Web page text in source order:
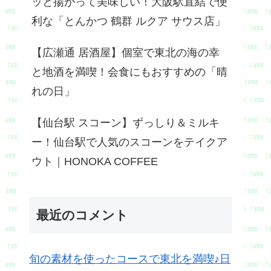
利な「とんかつ 鶴群 ルクア サウス店」
【広瀬通 居酒屋】個室で東北の海の幸
と地酒を満喫！会食にもおすすめの「晴
れの日」
【仙台駅 スコーン】ずっしり＆ミルキ
ー！仙台駅で人気のスコーンをテイクア
ウト｜HONOKA COFFEE
最近のコメント
旬の素材を使ったコースで東北を満喫♪日